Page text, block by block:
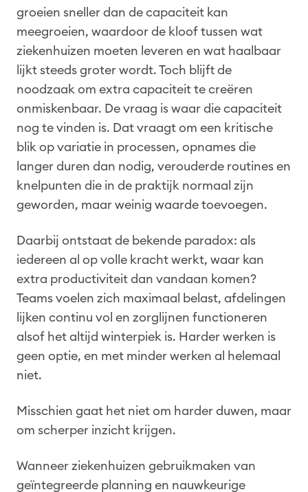
groeien sneller dan de capaciteit kan
meegroeien, waardoor de kloof tussen wat
ziekenhuizen moeten leveren en wat haalbaar
lijkt steeds groter wordt. Toch blijft de
noodzaak om extra capaciteit te creëren
onmiskenbaar. De vraag is waar die capaciteit
nog te vinden is. Dat vraagt om een kritische
blik op variatie in processen, opnames die
langer duren dan nodig, verouderde routines en
knelpunten die in de praktijk normaal zijn
geworden, maar weinig waarde toevoegen.
Daarbij ontstaat de bekende paradox: als
iedereen al op volle kracht werkt, waar kan
extra productiviteit dan vandaan komen?
Teams voelen zich maximaal belast, afdelingen
lijken continu vol en zorglijnen functioneren
alsof het altijd winterpiek is. Harder werken is
geen optie, en met minder werken al helemaal
niet.
Misschien gaat het niet om harder duwen, maar
om scherper inzicht krijgen.
Wanneer ziekenhuizen gebruikmaken van
geïntegreerde planning en nauwkeurige